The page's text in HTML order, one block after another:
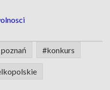
#konkurs